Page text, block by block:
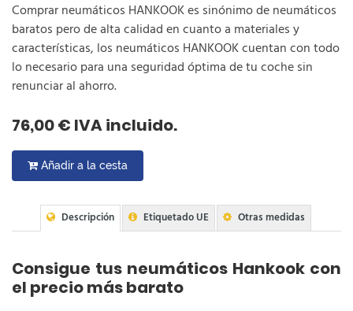
Comprar neumáticos HANKOOK es sinónimo de neumáticos
baratos pero de alta calidad en cuanto a materiales y
características, los neumáticos HANKOOK cuentan con todo
lo necesario para una seguridad óptima de tu coche sin
renunciar al ahorro.
76,00 € IVA incluido.
Añadir a la cesta
Descripción Etiquetado UE Otras medidas
Consigue tus neumáticos Hankook con
el precio más barato